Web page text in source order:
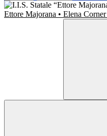
Ettore Majorana • Elena Corner